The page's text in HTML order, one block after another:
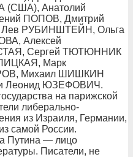
(США), Анатолий
ПОПОВ, Дмитрий
РУБИНШТЕЙН, Ольга
Алексей
Сергей ТЮТЮННИК
Марк
Михаил ШИШКИН
Леонид ЮЗЕФОВИЧ.
на парижской
либерально-
из Израиля, Германии,
самой России.
Путина — лицо
Писатели, не